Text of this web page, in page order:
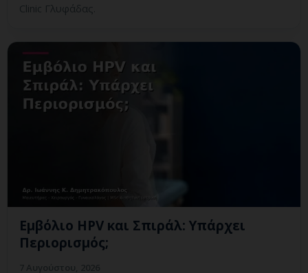
Clinic Γλυφάδας.
Εμβόλιο HPV και Σπιράλ: Υπάρχει
Περιορισμός;